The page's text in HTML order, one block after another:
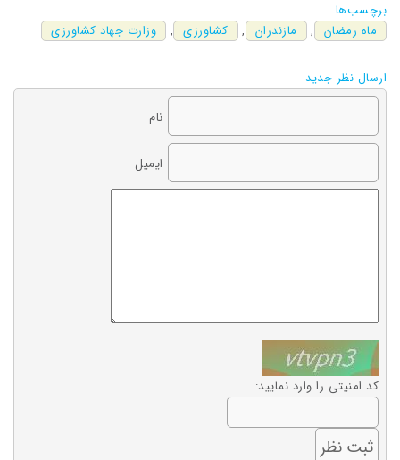
برچسب‌ها
ماه رمضان
, مازندران , کشاورزی , وزارت جهاد کشاورزی
ارسال نظر جدید
نام
ایمیل
کد امنیتی را وارد نمایید: